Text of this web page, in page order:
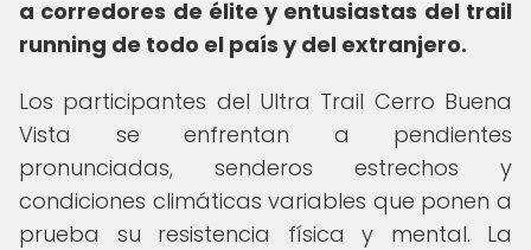
a corredores de élite y entusiastas del trail
running de todo el país y del extranjero.
Los participantes del Ultra Trail Cerro Buena
Vista se enfrentan a pendientes
pronunciadas, senderos estrechos y
condiciones climáticas variables que ponen a
prueba su resistencia física y mental. La